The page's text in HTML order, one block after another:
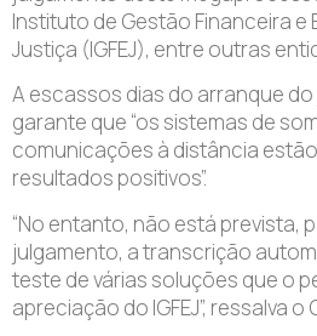
Instituto de Gestão Financeira e
Justiça (IGFEJ), entre outras
A escassos dias do arranque
garante que “os sistemas de
comunicações à distância
resultados positivos”.
“No entanto, não está prevista,
julgamento, a transcrição
teste de várias soluções que o
apreciação do IGFEJ”, ressalva o